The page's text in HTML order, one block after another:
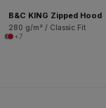
B&C KING Zipped Hood
280 g/m² / Classic Fit
+7